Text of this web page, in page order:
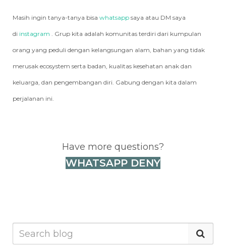
Masih ingin tanya-tanya bisa whatsapp saya atau DM saya
di instagram . Grup kita adalah komunitas terdiri dari kumpulan
orang yang peduli dengan kelangsungan alam, bahan yang tidak
merusak ecosystem serta badan, kualitas kesehatan anak dan
keluarga, dan pengembangan diri. Gabung dengan kita dalam
perjalanan ini.
Have more questions?
WHATSAPP DENY